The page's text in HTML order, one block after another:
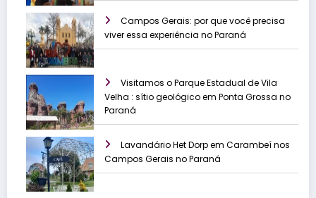
Campos Gerais: por que você precisa
viver essa experiência no Paraná
Visitamos o Parque Estadual de Vila
Velha : sítio geológico em Ponta Grossa no
Paraná
Lavandário Het Dorp em Carambeí nos
Campos Gerais no Paraná